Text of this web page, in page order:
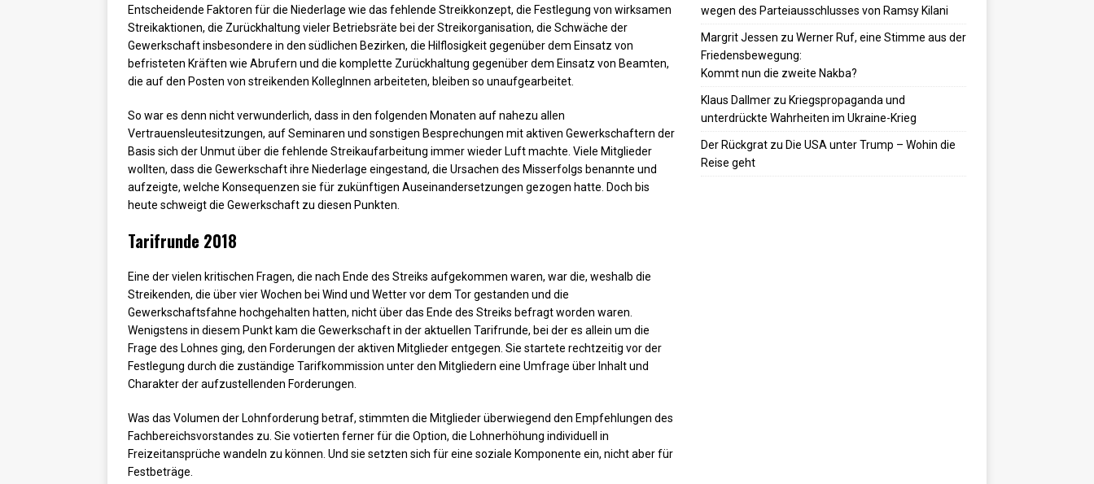
Entscheidende Faktoren für die Niederlage wie das fehlende Streikkonzept, die Festlegung von wirksamen
Streikaktionen, die Zurückhaltung vieler Betriebsräte bei der Streikorganisation, die Schwäche der
Gewerkschaft insbesondere in den südlichen Bezirken, die Hilflosigkeit gegenüber dem Einsatz von
befristeten Kräften wie Abrufern und die komplette Zurückhaltung gegenüber dem Einsatz von Beamten,
die auf den Posten von streikenden KollegInnen arbeiteten, bleiben so unaufgearbeitet.
So war es denn nicht verwunderlich, dass in den folgenden Monaten auf nahezu allen
Vertrauensleutesitzungen, auf Seminaren und sonstigen Besprechungen mit aktiven Gewerkschaftern der
Basis sich der Unmut über die fehlende Streikaufarbeitung immer wieder Luft machte. Viele Mitglieder
wollten, dass die Gewerkschaft ihre Niederlage eingestand, die Ursachen des Misserfolgs benannte und
aufzeigte, welche Konsequenzen sie für zukünftigen Auseinandersetzungen gezogen hatte. Doch bis
heute schweigt die Gewerkschaft zu diesen Punkten.
Tarifrunde 2018
Eine der vielen kritischen Fragen, die nach Ende des Streiks aufgekommen waren, war die, weshalb die
Streikenden, die über vier Wochen bei Wind und Wetter vor dem Tor gestanden und die
Gewerkschaftsfahne hochgehalten hatten, nicht über das Ende des Streiks befragt worden waren.
Wenigstens in diesem Punkt kam die Gewerkschaft in der aktuellen Tarifrunde, bei der es allein um die
Frage des Lohnes ging, den Forderungen der aktiven Mitglieder entgegen. Sie startete rechtzeitig vor der
Festlegung durch die zuständige Tarifkommission unter den Mitgliedern eine Umfrage über Inhalt und
Charakter der aufzustellenden Forderungen.
Was das Volumen der Lohnforderung betraf, stimmten die Mitglieder überwiegend den Empfehlungen des
Fachbereichsvorstandes zu. Sie votierten ferner für die Option, die Lohnerhöhung individuell in
Freizeitansprüche wandeln zu können. Und sie setzten sich für eine soziale Komponente ein, nicht aber für
Festbeträge.
wegen des Parteiausschlusses von Ramsy Kilani
Margrit Jessen zu Werner Ruf, eine Stimme aus der
Friedensbewegung:
Kommt nun die zweite Nakba?
Klaus Dallmerzu Kriegspropaganda und
unterdrückte Wahrheiten im Ukraine-Krieg
Der Rückgratzu Die USA unter Trump – Wohin die
Reise geht